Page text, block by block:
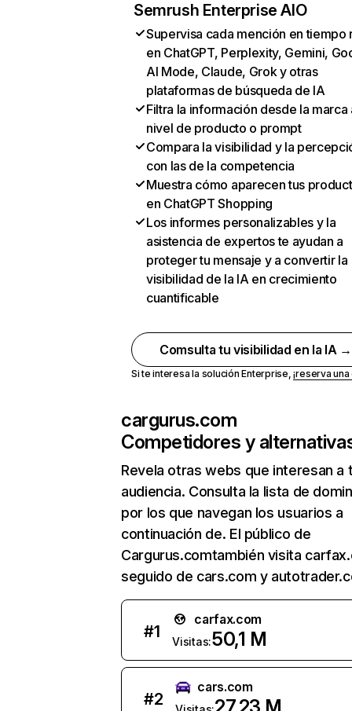
Semrush Enterprise AIO
Supervisa cada mención en tiempo
en ChatGPT, Perplexity, Gemini,
AI Mode, Claude, Grok y otras
plataformas de búsqueda de IA
Filtra la información desde la marca
nivel de producto o prompt
Compara la visibilidad y la
con las de la competencia
Muestra cómo aparecen tus
en ChatGPT Shopping
Los informes personalizables y la
asistencia de expertos te ayudan a
proteger tu mensaje y a convertir la
visibilidad de la IA en crecimiento
cuantificable
Comsulta tu visibilidad en la IA →
Si te interesa la solución Enterprise,¡reserva
cargurus.com
Competidores y
Revela otras webs que interesan a
audiencia. Consulta la lista de
por los que navegan los usuarios a
continuación de. El público de
Cargurus.comtambién visita
seguido de cars.com y
#1
carfax.com
Visitas:50,1 M
#2
cars.com